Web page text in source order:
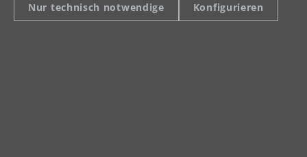
Nur technisch notwendige Konfigurieren